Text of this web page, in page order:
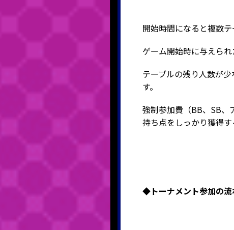
開始時間になると複数
ゲーム開始時に与えら
テーブルの残り人数が
す。
強制参加費（BB、SB、
持ち点をしっかり獲得す
◆トーナメント参加の